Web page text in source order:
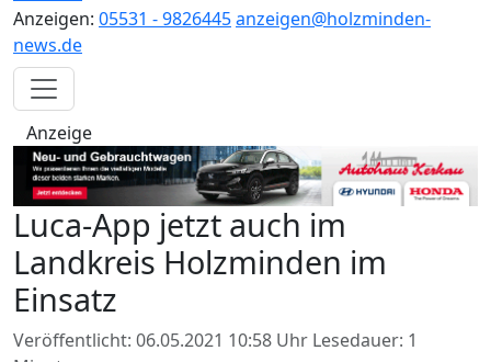
Anzeigen: 05531 - 9826445anzeigen@holzminden-
news.de
Anzeige
Luca-App jetzt auch im
Landkreis Holzminden im
Einsatz
Veröffentlicht: 06.05.2021 10:58 Uhr Lesedauer: 1